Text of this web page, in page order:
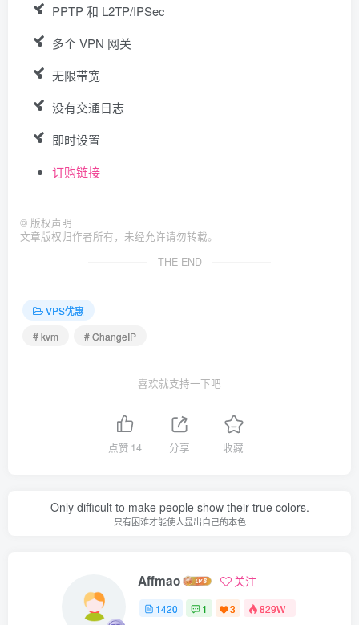
PPTP 和 L2TP/IPSec
多个 VPN 网关
无限带宽
没有交通日志
即时设置
订购链接
© 版权声明
文章版权归作者所有，未经允许请勿转载。
THE END
VPS优惠
# kvm
# ChangeIP
喜欢就支持一下吧
点赞 14 分享 收藏
Only difficult to make people show their true colors.
只有困难才能使人显出自己的本色
Affmao 关注
1420 1 3 829W+